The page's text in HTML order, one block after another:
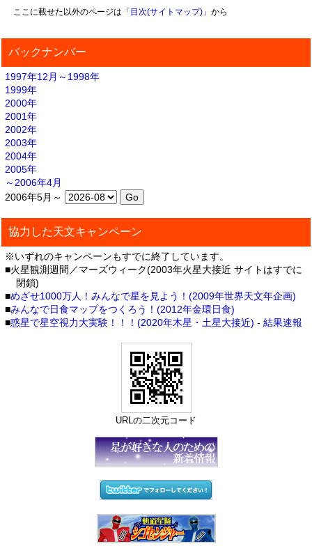
ここに載せた以外のページは「 目次(サイトマップ)」から
バックナンバー
1997年12月～1998年
1999年
2000年
2001年
2002年
2003年
2004年
2005年
～2006年4月
2006年5月～
協力した天文キャンペーン
※いずれのキャンペーンもすでに終了しています。
■火星観測週間／マーズウィーク(2003年火星大接近 サイトはすでに
閉鎖)
■めざせ1000万人！みんなで星を見よう！(2009年世界天文年企画)
■みんなで日食マップをつくろう！(2012年金環日食)
■惑星で星空視力大実験！！！(2020年木星・土星大接近) - 結果速報
URLの二次元コード